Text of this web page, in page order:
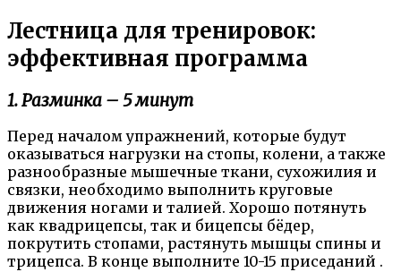
Лестница для тренировок:
эффективная программа
1. Разминка – 5 минут
Перед началом упражнений, которые будут
оказываться нагрузки на стопы, колени, а также
разнообразные мышечные ткани, сухожилия и
связки, необходимо выполнить круговые
движения ногами и талией. Хорошо потянуть
как квадрицепсы, так и бицепсы бёдер,
покрутить стопами, растянуть мышцы спины и
трицепса. В конце выполните 10-15 приседаний .